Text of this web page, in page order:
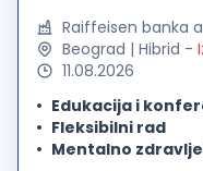
Raiffeisen banka
Beograd | Hibrid -
11.08.2026
Edukacija i
Fleksibilni rad
Mentalno